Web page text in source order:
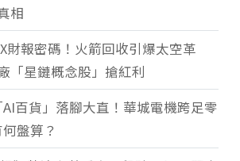
相
財報密碼！火箭回收引爆太空革
「星鏈概念股」搶紅利
百貨」落腳大直！華城電機跨足零
盤算？